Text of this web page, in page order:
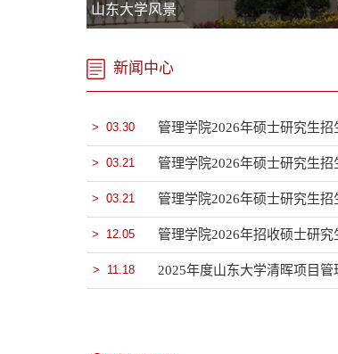
山东大学风景
新闻中心
> 03.30 管理学院2026年硕士研究生
> 03.21 管理学院2026年硕士研究生招
> 03.21 管理学院2026年硕士研究生
> 12.05 管理学院2026年招收硕士研
> 11.18 2025年度山东大学清晖项目